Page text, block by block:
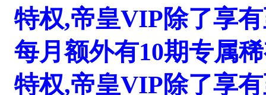
特权,帝皇VIP除了享
每月额外有10期专属
特权,帝皇VIP除了享